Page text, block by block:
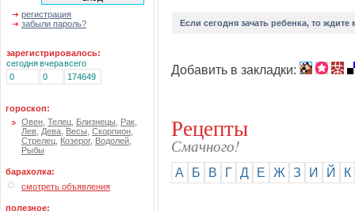
регистрация
забыли пароль?
зарегистрировалось:
сегоднявчеравсего
0
0 174649
гороскоп:
Овен Телец Близнецы Рак
Лев Дева Весы Скорпион
Стрелец Козерог, Водолей
Рыбы
барахолка:
смотреть объявления
полезное:
Если сегодня зачать ребенка, то
Добавить в закладки:
Рецепты
Смачного!
А Б В Г Д Е Ж З И Й К